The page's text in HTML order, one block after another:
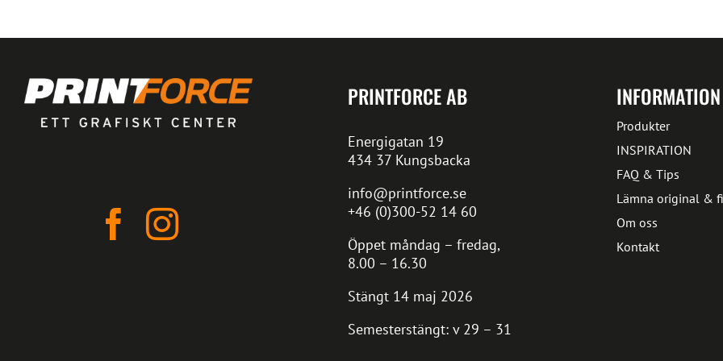
PRINTFORCE AB
Energigatan 19
434 37 Kungsbacka
info@printforce.se
+46 (0)300-52 14 60
Öppet måndag – fredag,
8.00 – 16.30
Stängt 14 maj 2026
Semesterstängt: v 29 – 31
INFORMATION
Produkter
INSPIRATION
FAQ & Tips
Lämna original &
Om oss
Kontakt